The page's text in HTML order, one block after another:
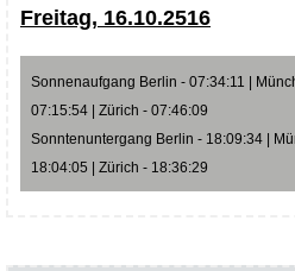
Freitag, 16.10.2516
Sonnenaufgang Berlin - 07:34:11 |
07:15:54 | Zürich - 07:46:09
Sonntenuntergang Berlin - 18:09:34 |
18:04:05 | Zürich - 18:36:29